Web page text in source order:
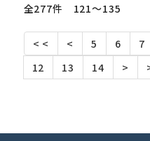
全277件 121〜135
< < < 5 6 7
12
13 14 >